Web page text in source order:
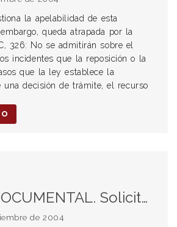
la apelabilidad de esta
queda atrapada por la
326: No se admitirán sobre el
incidentes que la reposición o la
que la ley establece la
una decisión de trámite, el recurso
del pedido respecto de una constatación notarial presentada en segunda instancia.
de 2004